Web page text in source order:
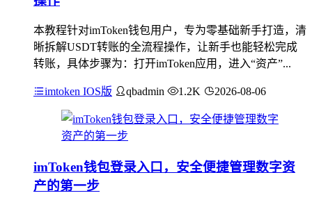
本教程针对imToken钱包用户，专为零基础新手打造，清
晰拆解USDT转账的全流程操作，让新手也能轻松完成
转账，具体步骤为：打开imToken应用，进入“资产”...
imtoken IOS版 qbadmin 1.2K 2026-08-06
imToken钱包登录入口，安全便捷管理数字资
产的第一步